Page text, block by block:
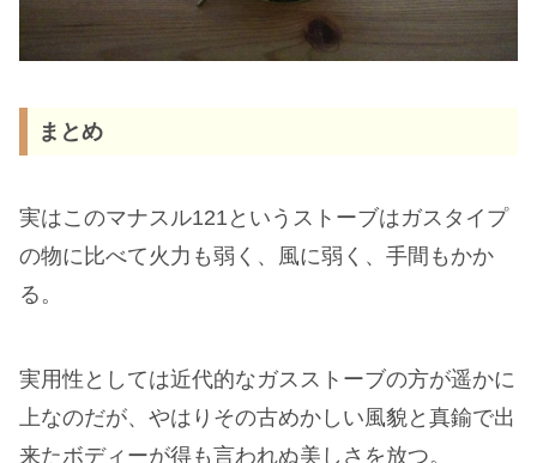
まとめ
実はこのマナスル121というストーブはガスタイプ
の物に比べて火力も弱く、風に弱く、手間もかか
る。
実用性としては近代的なガスストーブの方が遥かに
上なのだが、やはりその古めかしい風貌と真鍮で出
来たボディーが得も言われぬ美しさを放つ。